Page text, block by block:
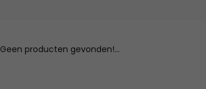
Geen producten gevonden!...